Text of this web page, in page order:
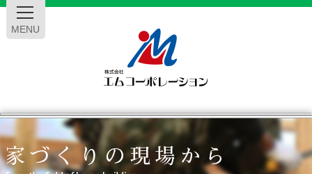
MENU
エ
ム